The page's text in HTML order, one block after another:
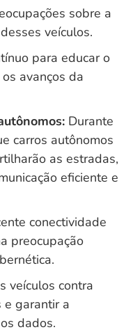
sobre a
veículos.
para educar o
avanços da
Durante
carros autônomos
as estradas,
eficiente e
conectividade
preocupação
veículos contra
e garantir a
dados.